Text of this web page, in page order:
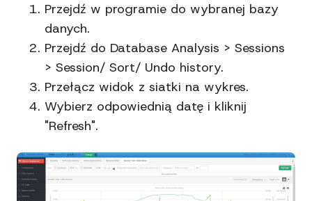
Przejdź w programie do wybranej bazy
danych.
Przejdź do Database Analysis > Sessions
> Session/ Sort/ Undo history.
Przełącz widok z siatki na wykres.
Wybierz odpowiednią datę i kliknij
"Refresh".